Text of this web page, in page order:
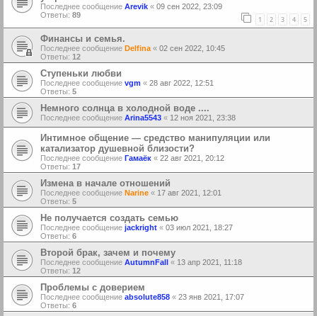
Последнее сообщение Arevik « 09 сен 2022, 23:09
Ответы: 89 1 2 3 4 5
Финансы и семья.
Последнее сообщение Delfina « 02 сен 2022, 10:45
Ответы: 12
Ступеньки любви
Последнее сообщение vgm « 28 авг 2022, 12:51
Ответы: 5
Немного солнца в холодной воде ....
Последнее сообщение Arina5543 « 12 ноя 2021, 23:38
Интимное общение — средство манипуляции или
катализатор душевной близости?
Последнее сообщение Гамаёк « 22 авг 2021, 20:12
Ответы: 17
Измена в начале отношений
Последнее сообщение Narine « 17 авг 2021, 12:01
Ответы: 5
Не получается создать семью
Последнее сообщение jackright « 03 июл 2021, 18:27
Ответы: 6
Второй брак, зачем и почему
Последнее сообщение AutumnFall « 13 апр 2021, 11:18
Ответы: 12
Проблемы с доверием
Последнее сообщение absolute858 « 23 янв 2021, 17:07
Ответы: 6